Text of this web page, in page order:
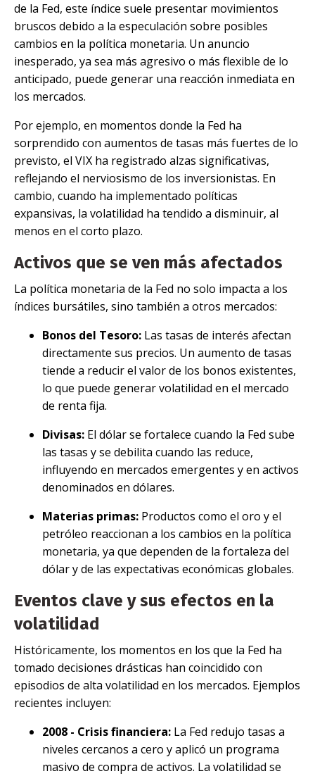
de la Fed, este índice suele presentar movimientos
bruscos debido a la especulación sobre posibles
cambios en la política monetaria. Un anuncio
inesperado, ya sea más agresivo o más flexible de lo
anticipado, puede generar una reacción inmediata en
los mercados.
Por ejemplo, en momentos donde la Fed ha
sorprendido con aumentos de tasas más fuertes de lo
previsto, el VIX ha registrado alzas significativas,
reflejando el nerviosismo de los inversionistas. En
cambio, cuando ha implementado políticas
expansivas, la volatilidad ha tendido a disminuir, al
menos en el corto plazo.
Activos que se ven más afectados
La política monetaria de la Fed no solo impacta a los
índices bursátiles, sino también a otros mercados:
Bonos del Tesoro: Las tasas de interés afectan
directamente sus precios. Un aumento de tasas
tiende a reducir el valor de los bonos existentes,
lo que puede generar volatilidad en el mercado
de renta fija.
Divisas: El dólar se fortalece cuando la Fed sube
las tasas y se debilita cuando las reduce,
influyendo en mercados emergentes y en activos
denominados en dólares.
Materias primas: Productos como el oro y el
petróleo reaccionan a los cambios en la política
monetaria, ya que dependen de la fortaleza del
dólar y de las expectativas económicas globales.
Eventos clave y sus efectos en la
volatilidad
Históricamente, los momentos en los que la Fed ha
tomado decisiones drásticas han coincidido con
episodios de alta volatilidad en los mercados. Ejemplos
recientes incluyen:
2008 - Crisis financiera: La Fed redujo tasas a
niveles cercanos a cero y aplicó un programa
masivo de compra de activos. La volatilidad se